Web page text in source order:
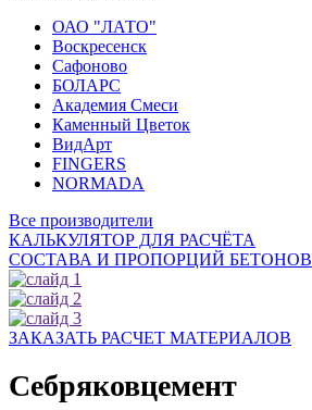
ОАО "ЛАТО"
Воскресенск
Сафоново
БОЛАРС
Академия Смеси
Каменный Цветок
ВидАрт
FINGERS
NORMADA
Все производители
КАЛЬКУЛЯТОР ДЛЯ РАСЧЁТА
СОСТАВА И ПРОПОРЦИЙ БЕТОНОВ
ЗАКАЗАТЬ РАСЧЕТ МАТЕРИАЛОВ
Себряковцемент